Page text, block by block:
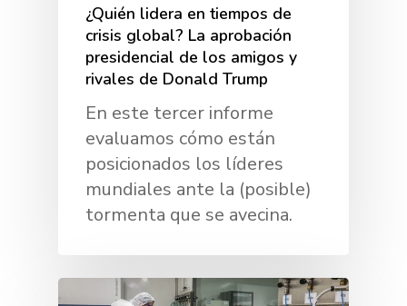
¿Quién lidera en tiempos de
crisis global? La aprobación
presidencial de los amigos y
rivales de Donald Trump
En este tercer informe
evaluamos cómo están
posicionados los líderes
mundiales ante la (posible)
tormenta que se avecina.